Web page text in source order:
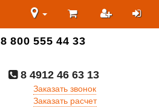
8 800 555 44 33
8 4912 46 63 13
Заказать звонок
Заказать расчет